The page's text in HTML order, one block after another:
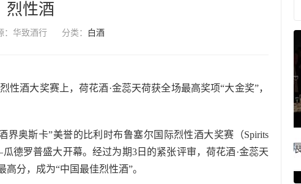
烈性酒
：华致酒行 分类： 白酒
性酒大奖赛上，荷花酒·金蕊天荷获全场最高奖项“大金奖”，
界奥斯卡”美誉的比利时布鲁塞尔国际烈性酒大奖赛（Spirits
德罗普盛大开幕。经过为期3日的紧张评审，荷花酒·金蕊天
分，成为“中国最佳烈性酒”。